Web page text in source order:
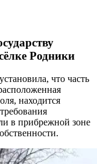
Родники
что часть
находится
в прибрежной зоне